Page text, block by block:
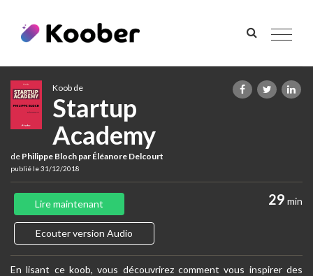
Toggle
Koob de
Startup
Academy
de Philippe Bloch par Éléanore Delcourt
publié le 31/12/2018
29 min
Lire maintenant
Ecouter version Audio
En lisant ce koob, vous découvrirez comment vous inspirer des